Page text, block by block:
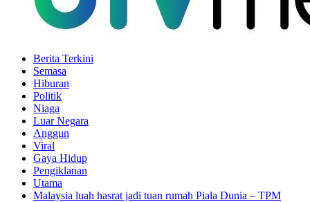
Berita Terkini
Semasa
Hiburan
Politik
Niaga
Luar Negara
Anggun
Viral
Gaya Hidup
Pengiklanan
Utama
Malaysia luah hasrat jadi tuan rumah Piala Dunia – TPM